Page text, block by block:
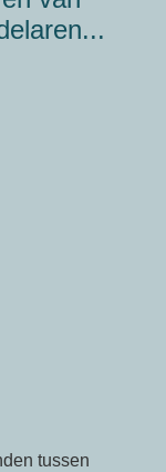
tussen